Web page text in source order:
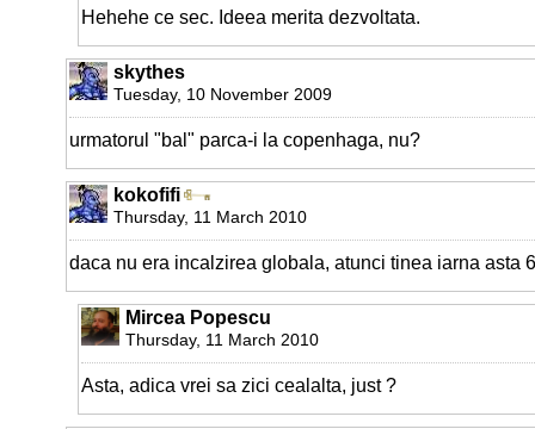
Hehehe ce sec. Ideea merita dezvoltata.
skythes
Tuesday, 10 November 2009
urmatorul "bal" parca-i la copenhaga, nu?
kokofifi
Thursday, 11 March 2010
daca nu era incalzirea globala, atunci tinea iarna asta
Mircea Popescu
Thursday, 11 March 2010
Asta, adica vrei sa zici cealalta, just ?